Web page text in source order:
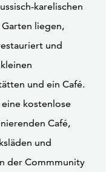
karelischen
liegen,
und
und ein Café.
kostenlose
Café,
und
der Commmunity